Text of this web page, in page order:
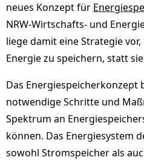
neues Konzept für
NRW-Wirtschafts- und
liege damit eine Strategie
Energie zu speichern, statt
Das Energiespeicherkonzept
notwendige Schritte und
Spektrum an
können. Das Energiesystem
sowohl Stromspeicher als